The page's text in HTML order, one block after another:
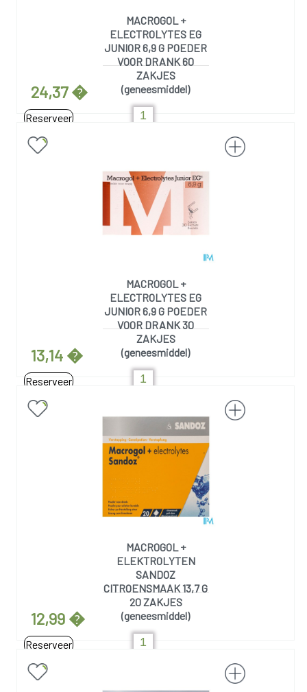
MACROGOL +
ELECTROLYTES EG
JUNIOR 6,9 G POEDER
VOOR DRANK 60
ZAKJES
(geneesmiddel)
24,37 �
Reserveer
MACROGOL +
ELECTROLYTES EG
JUNIOR 6,9 G POEDER
VOOR DRANK 30
ZAKJES
(geneesmiddel)
13,14 �
Reserveer
MACROGOL +
ELEKTROLYTEN
SANDOZ
CITROENSMAAK 13,7 G
20 ZAKJES
(geneesmiddel)
12,99 �
Reserveer